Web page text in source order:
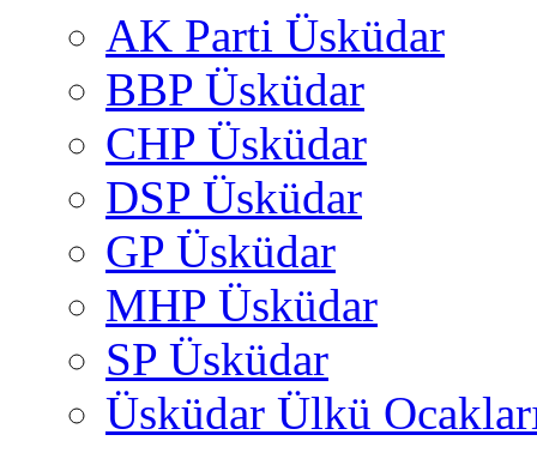
AK Parti Üsküdar
BBP Üsküdar
CHP Üsküdar
DSP Üsküdar
GP Üsküdar
MHP Üsküdar
SP Üsküdar
Üsküdar Ülkü